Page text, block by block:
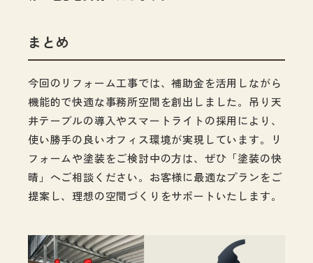
まとめ
今回のリフォーム工事では、補助金を活用しながら
機能的で快適な事務所空間を創出しました。吊り天
井テーブルの導入やスマートライトの採用により、
使い勝手の良いオフィス環境が実現しています。リ
フォームや塗装をご検討中の方は、ぜひ「塗装の快
晴」へご相談ください。お客様に最適なプランをご
提案し、理想の空間づくりをサポートいたします。